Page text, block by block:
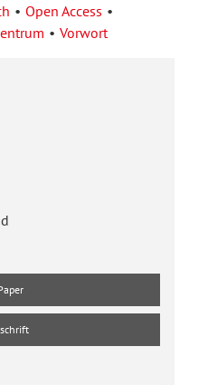
Open Access
Vorwort